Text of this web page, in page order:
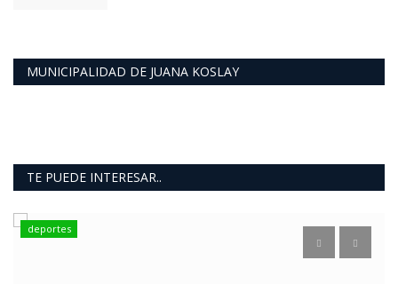
MUNICIPALIDAD DE JUANA KOSLAY
TE PUEDE INTERESAR..
deportes